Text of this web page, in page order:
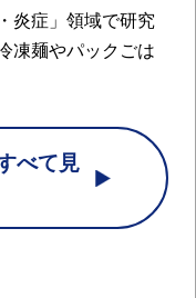
炎症」領域で研究
凍麺やパックごは
べて見